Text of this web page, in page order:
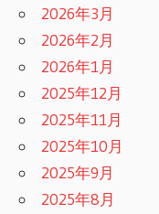
2026年3月
2026年2月
2026年1月
2025年12月
2025年11月
2025年10月
2025年9月
2025年8月